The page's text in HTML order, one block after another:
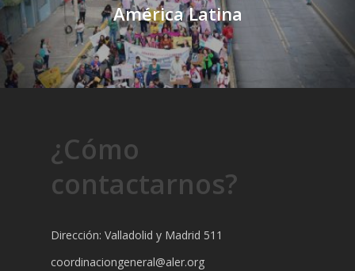
América Latina
¿Cómo
contactarnos?
Dirección: Valladolid y Madrid 511
coordinaciongeneral@aler.org